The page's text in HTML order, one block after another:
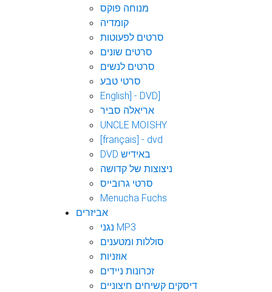
מנוחה פוקס
קומדיה
סרטים לפעוטות
סרטים שונים
סרטים לנשים
סרטי טבע
English] - DVD]
אריאלה סביר
UNCLE MOISHY
[français] - dvd
DVD באידיש
ניצוצות של קדושה
סרטי גרובייס
Menucha Fuchs
אביזרים
נגני MP3
סוללות ומטענים
אוזניות
זכרונות ניידים
דיסקים קשיחים חיצוניים